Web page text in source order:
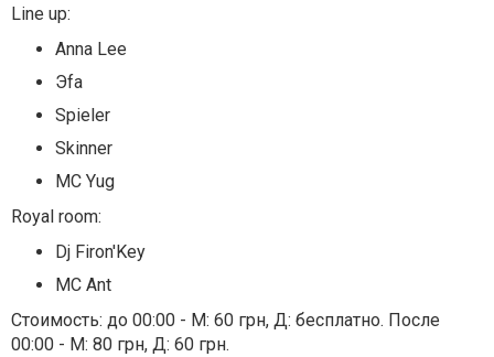
Line up:
Anna Lee
Эfa
Spieler
Skinner
MC Yug
Royal room:
Dj Firon'Key
MC Ant
Стоимость: до 00:00 - М: 60 грн, Д: бесплатно. После
00:00 - М: 80 грн, Д: 60 грн.